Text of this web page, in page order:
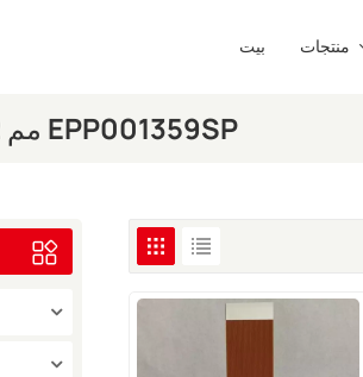
بيت
رأس الطباعة V120i 32 مم EPP001359SP